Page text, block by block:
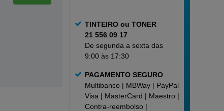
TINTEIRO ou TONER
21 556 09 17
De segunda a sexta das
9:00 às 17:30
PAGAMENTO SEGURO
Multibanco | MBWay | PayPal |
Visa | MasterCard | Maestro |
Contra-reembolso |